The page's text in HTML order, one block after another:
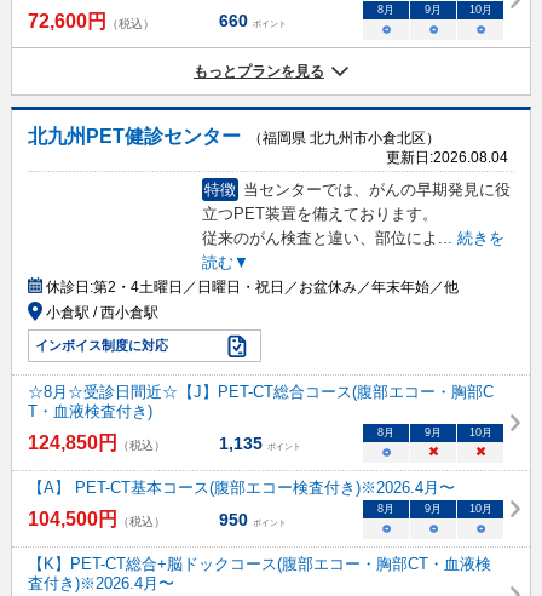
72,600円 （税込） 660 ポイント
8月 9月 10月
○ ○ ○
もっとプランを見る
北九州PET健診センター
（福岡県 北九州市小倉北区）
更新日:2026.08.04
特徴 当センターでは、がんの早期発見に役
立つPET装置を備えております。
従来のがん検査と違い、部位によ
続きを
読む▼
休診日:第2・4土曜日／日曜日・祝日／お盆休み／年末年始／他
小倉駅 / 西小倉駅
インボイス制度に対応
☆8月☆受診日間近☆【J】PET-CT総合コース(腹部エコー・胸部C
T・血液検査付き)
124,850円 （税込） 1,135 ポイント
8 月 9 月 10月
○ × ×
【A】 PET-CT基本コース(腹部エコー検査付き)※2026.4月〜
104,500円 （税込） 950 ポイント
8 月 9 月 10月
○ ○ ○
【K】PET-CT総合+脳ドックコース(腹部エコー・胸部CT・血液検
査付き)※2026.4月〜